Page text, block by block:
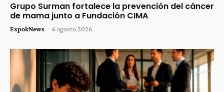
Grupo Surman fortalece la prevención del cáncer
de mama junto a Fundación CIMA
ExpokNews - 6 agosto 2026